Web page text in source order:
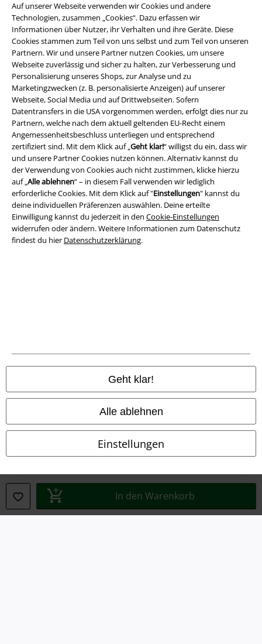
Auf unserer Webseite verwenden wir Cookies und andere
Technologien, zusammen „Cookies“. Dazu erfassen wir
Informationen über Nutzer, ihr Verhalten und ihre Geräte. Diese
Cookies stammen zum Teil von uns selbst und zum Teil von unseren
Partnern. Wir und unsere Partner nutzen Cookies, um unsere
Webseite zuverlässig und sicher zu halten, zur Verbesserung und
Personalisierung unseres Shops, zur Analyse und zu
Marketingzwecken (z. B. personalisierte Anzeigen) auf unserer
Webseite, Social Media und auf Drittwebseiten. Sofern
Datentransfers in die USA vorgenommen werden, erfolgt dies nur zu
Partnern, welche nach dem aktuell geltenden EU-Recht einem
Angemessenheitsbeschluss unterliegen und entsprechend
zertifiziert sind. Mit dem Klick auf „Geht klar!“ willigst du ein, dass wir
und unsere Partner Cookies nutzen können. Alternativ kannst du
der Verwendung von Cookies auch nicht zustimmen, klicke hierzu
auf „Alle ablehnen“ – in diesem Fall verwenden wir lediglich
erforderliche Cookies. Mit dem Klick auf "Einstellungen" kannst du
deine individuellen Präferenzen auswählen. Deine erteilte
Einwilligung kannst du jederzeit in den Cookie-Einstellungen
widerrufen oder ändern. Weitere Informationen zum Datenschutz
findest du hier Datenschutzerklärung.
Geht klar!
Alle ablehnen
Einstellungen
In den Warenkorb
EMP App
Lade dir jetzt kostenlos unsere neue EMP App runter und genieße
die vielen neuen Funktionen und Vorteile!
A Warner Music Group Company
Datenschutz
Entsorgung und Umweltschutz
Information zur Barrierefreiheit
Vertrag widerrufen
Alle Preise inkl. gesetzlicher Mehrwertsteuer, zzgl.Versandkosten